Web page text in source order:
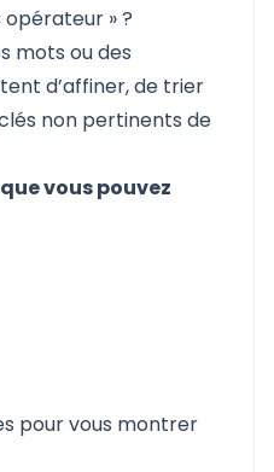
opérateur » ?
mots ou des
d’affiner, de trier
non pertinents de
vous pouvez
pour vous montrer